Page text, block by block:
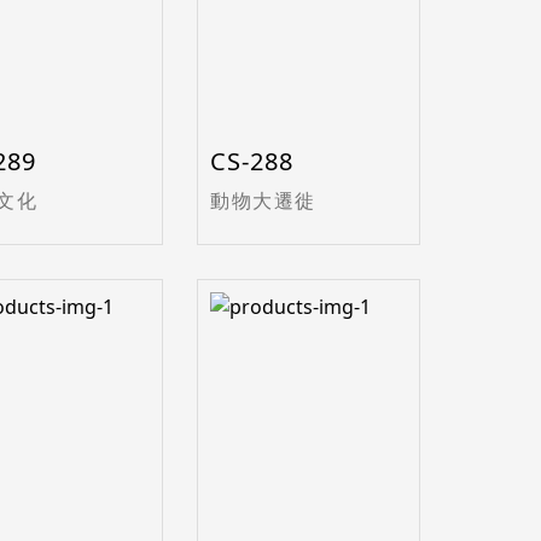
化
CS-288
動物大遷徙